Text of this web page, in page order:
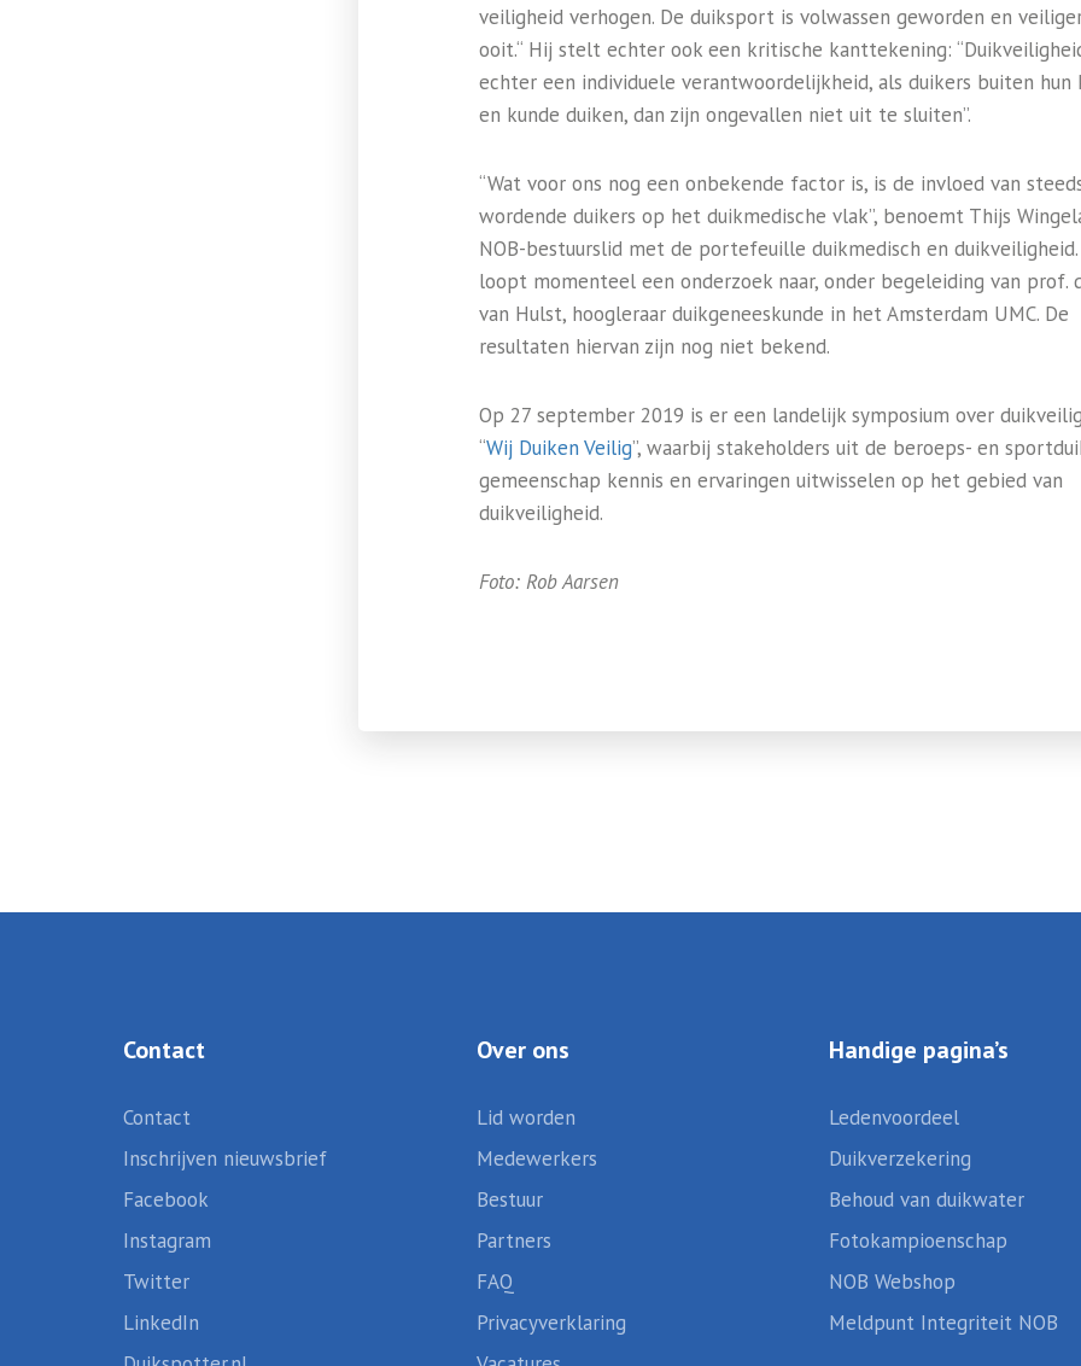
veiligheid verhogen. De duiksport is volwassen geworden en
ooit.“ Hij stelt echter ook een kritische kanttekening:
echter een individuele verantwoordelijkheid, als duikers buiten hun
en kunde duiken, dan zijn ongevallen niet uit te sluiten”.
“Wat voor ons nog een onbekende factor is, is de invloed van
wordende duikers op het duikmedische vlak”, benoemt Thijs
NOB-bestuurslid met de portefeuille duikmedisch en
loopt momenteel een onderzoek naar, onder begeleiding van prof.
van Hulst, hoogleraar duikgeneeskunde in het Amsterdam UMC. De
resultaten hiervan zijn nog niet bekend.
Op 27 september 2019 is er een landelijk symposium over
“Wij Duiken Veilig”, waarbij stakeholders uit de beroeps- en
gemeenschap kennis en ervaringen uitwisselen op het gebied van
duikveiligheid.
Foto: Rob Aarsen
Contact
Contact
Inschrijven nieuwsbrief
Facebook
Instagram
Twitter
LinkedIn
Over ons
Lid worden
Medewerkers
Bestuur
Partners
FAQ
Privacyverklaring
Handige pagina’s
Ledenvoordeel
Duikverzekering
Behoud van duikwater
Fotokampioenschap
NOB Webshop
Meldpunt Integriteit NOB